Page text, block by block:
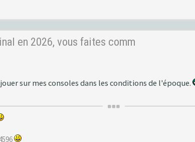
en 2026, vous faites comm
sur mes consoles dans les conditions de l'époque.